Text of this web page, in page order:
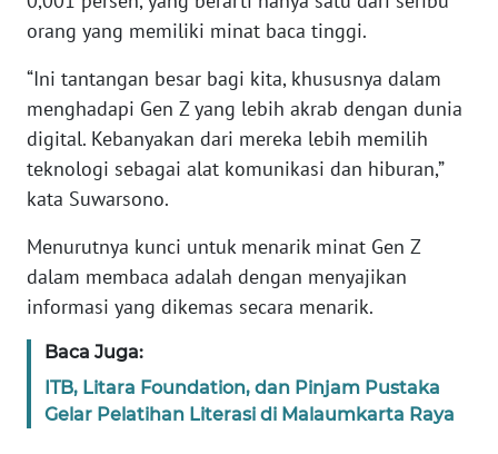
orang yang memiliki minat baca tinggi.
“Ini tantangan besar bagi kita, khususnya dalam
menghadapi Gen Z yang lebih akrab dengan dunia
digital. Kebanyakan dari mereka lebih memilih
teknologi sebagai alat komunikasi dan hiburan,”
kata Suwarsono.
Menurutnya kunci untuk menarik minat Gen Z
dalam membaca adalah dengan menyajikan
informasi yang dikemas secara menarik.
Baca Juga:
ITB, Litara Foundation, dan Pinjam Pustaka
Gelar Pelatihan Literasi di Malaumkarta Raya
WN
WN
KEPRI
WN
WN
PAPUA
WN
RIAU